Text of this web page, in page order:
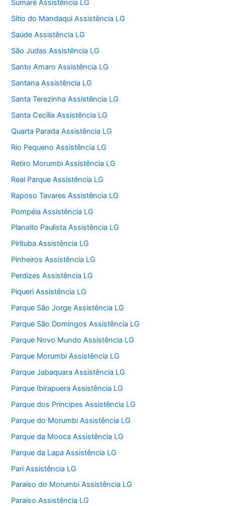
Sumaré Assistência LG
Sítio do Mandaqui Assistência LG
Saúde Assistência LG
São Judas Assistência LG
Santo Amaro Assistência LG
Santana Assistência LG
Santa Terezinha Assistência LG
Santa Cecília Assistência LG
Quarta Parada Assistência LG
Rio Pequeno Assistência LG
Retiro Morumbi Assistência LG
Real Parque Assistência LG
Raposo Tavares Assistência LG
Pompéia Assistência LG
Planalto Paulista Assistência LG
Pirituba Assistência LG
Pinheiros Assistência LG
Perdizes Assistência LG
Piqueri Assistência LG
Parque São Jorge Assistência LG
Parque São Domingos Assistência LG
Parque Novo Mundo Assistência LG
Parque Morumbi Assistência LG
Parque Jabaquara Assistência LG
Parque Ibirapuera Assistência LG
Parque dos Principes Assistência LG
Parque do Morumbi Assistência LG
Parque da Mooca Assistência LG
Parque da Lapa Assistência LG
Pari Assistência LG
Paraíso do Morumbi Assistência LG
Paraíso Assistência LG